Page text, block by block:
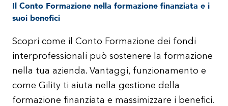
Il Conto Formazione nella formazione finanziata e i
suoi benefici
Scopri come il Conto Formazione dei fondi
interprofessionali può sostenere la formazione
nella tua azienda. Vantaggi, funzionamento e
come Gility ti aiuta nella gestione della
formazione finanziata e massimizzare i benefici.